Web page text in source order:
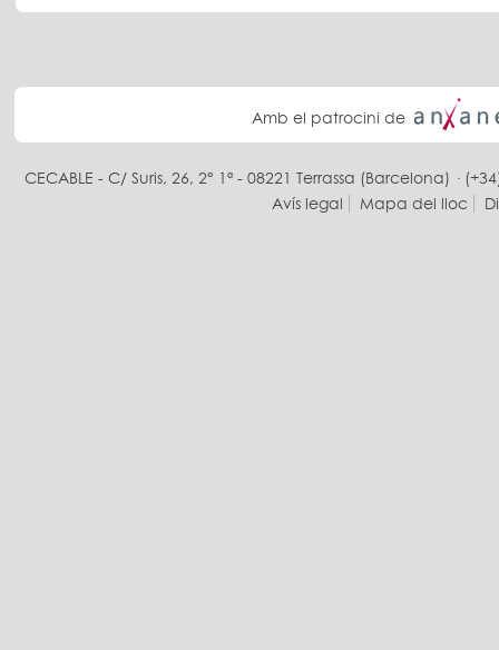
Amb el patrocini de
CECABLE - C/ Suris, 26, 2° 1ª - 08221 Terrassa (Barcelona) ·
Avís legal
Mapa del lloc